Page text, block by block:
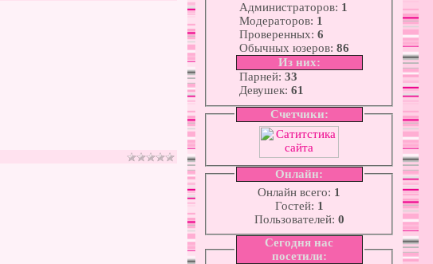
Администраторов: 1
Модераторов: 1
Проверенных: 6
Обычных юзеров: 86
Из них:
Парней: 33
Девушек: 61
Счетчики:
Онлайн:
Онлайн всего: 1
Гостей: 1
Пользователей: 0
Сегодня нас
посетили: